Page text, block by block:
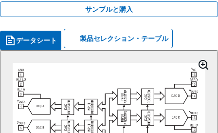
サンプルと購入
データシート 製品セレクション・テーブル